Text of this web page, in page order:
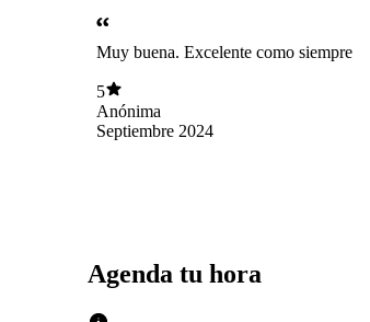
Muy buena. Excelente como siempre
5
Anónima
Septiembre 2024
Agenda tu hora